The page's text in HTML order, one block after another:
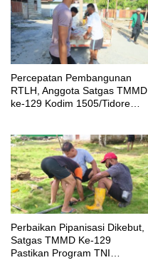
Percepatan Pembangunan
RTLH, Anggota Satgas TMMD
ke-129 Kodim 1505/Tidore
Perbaikan Pipanisasi Dikebut,
Satgas TMMD Ke-129
Pastikan Program TNI